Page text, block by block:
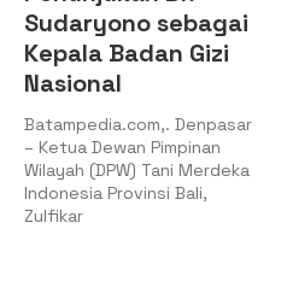
Sudaryono sebagai
Kepala Badan Gizi
Nasional
Batampedia.com,. Denpasar
– Ketua Dewan Pimpinan
Wilayah (DPW) Tani Merdeka
Indonesia Provinsi Bali,
Zulfikar